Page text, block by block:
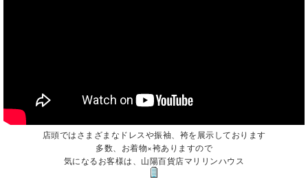
店頭ではさまざまなドレスや振袖、袴を展示しております
多数、お着物×袴ありますので
気になるお客様は、山陽百貨店マリリンハウス